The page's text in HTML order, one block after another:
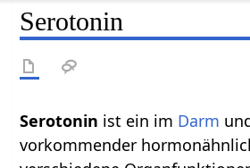
Serotonin
ist ein im Darm
vorkommender